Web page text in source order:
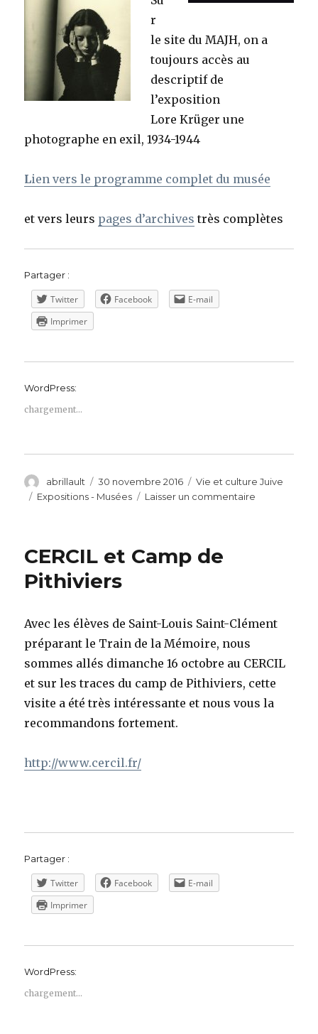
r
le site du MAJH, on a
toujours accès au
descriptif de
l’exposition
Lore Krügerune
photographe en exil, 1934-1944
Lien vers le programme complet du musée
et vers leurs pages d’archives très complètes
Partager :
Twitter Facebook
E-mail
Imprimer
WordPress:
chargement…
Auteur
abrillault
Publié
le
30 novembre 2016 Catégories
Vie et culture Juive
Étiquettes
Expositions - Musées Laisser un commentaire
CERCIL et Camp de
Pithiviers
Avec les élèves de Saint-Louis Saint-Clément
préparant le Train de la Mémoire, nous
sommes allés dimanche 16 octobre au CERCIL
et sur les traces du camp de Pithiviers, cette
visite a été très intéressante et nous vous la
recommandons fortement.
http://www.cercil.fr/
Partager :
Twitter Facebook
E-mail
Imprimer
WordPress:
chargement…